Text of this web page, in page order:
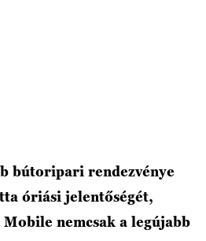
bútoripari rendezvénye
óriási jelentőségét,
Mobile nemcsak a legújabb